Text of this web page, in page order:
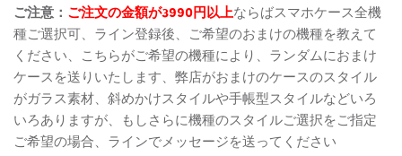
ご注意： ご注文の金額が3990円以上ならばスマホケース全機
種ご選択可、ライン登録後、ご希望のおまけの機種を教えて
ください、こちらがご希望の機種により、ランダムにおまけ
ケースを送りいたします、弊店がおまけのケースのスタイル
がガラス素材、斜めかけスタイルや手帳型スタイルなどいろ
いろありますが、もしさらに機種のスタイルご選択をご指定
ご希望の場合、ラインでメッセージを送ってください